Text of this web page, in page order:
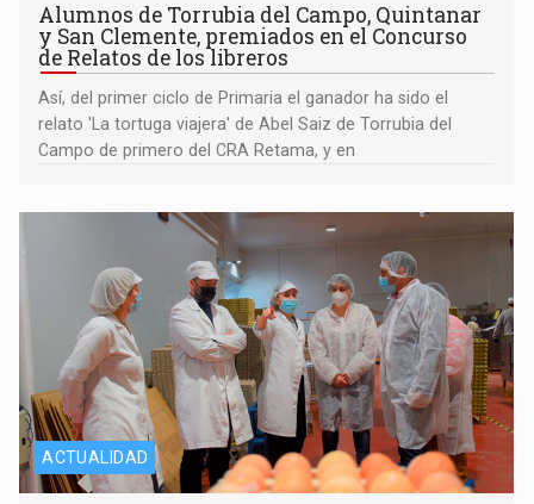
Alumnos de Torrubia del Campo, Quintanar
y San Clemente, premiados en el Concurso
de Relatos de los libreros
Así, del primer ciclo de Primaria el ganador ha sido el
relato 'La tortuga viajera' de Abel Saiz de Torrubia del
Campo de primero del CRA Retama, y en
ACTUALIDAD